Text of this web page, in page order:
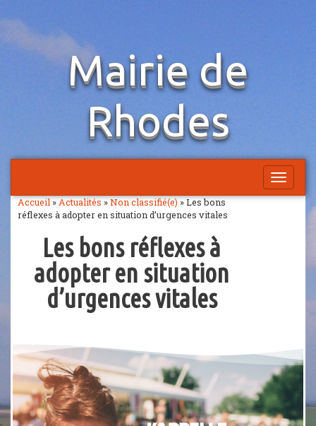
Aller
Mairie de
Rhodes
Afficher/
la
Accueil»Actualités»Non classifié(e)»Les bons
réflexes à adopter en situation d’urgences vitales
Les bons réflexes à
adopter en situation
d’urgences vitales